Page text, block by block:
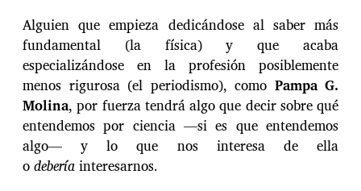
Alguien que empieza dedicándose al saber más
fundamental (la física) y que acaba
especializándose en la profesión posiblemente
menos rigurosa (el periodismo), como Pampa G.
Molina, por fuerza tendrá algo que decir sobre qué
entendemos por ciencia —si es que entendemos
algo— y lo que nos interesa de ella
odeberíainteresarnos.